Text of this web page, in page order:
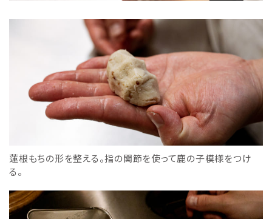
蓮根もちの形を整える。指の関節を使って鹿の子模様をつけ
る。